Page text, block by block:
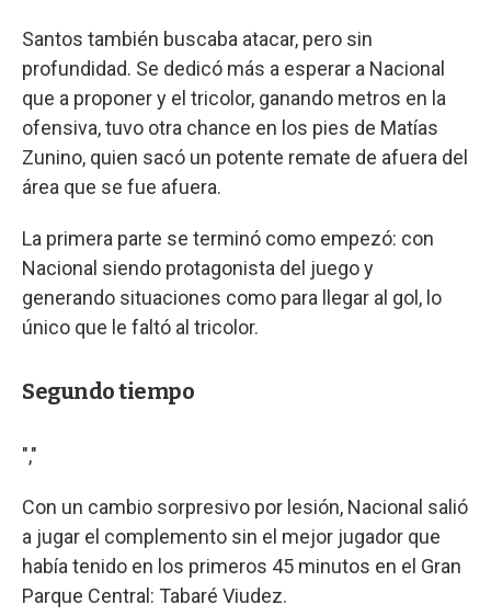
Santos también buscaba atacar, pero sin
profundidad. Se dedicó más a esperar a Nacional
que a proponer y el tricolor, ganando metros en la
ofensiva, tuvo otra chance en los pies de Matías
Zunino, quien sacó un potente remate de afuera del
área que se fue afuera.
La primera parte se terminó como empezó: con
Nacional siendo protagonista del juego y
generando situaciones como para llegar al gol, lo
único que le faltó al tricolor.
Segundo tiempo
","
Con un cambio sorpresivo por lesión, Nacional salió
a jugar el complemento sin el mejor jugador que
había tenido en los primeros 45 minutos en el Gran
Parque Central: Tabaré Viudez.